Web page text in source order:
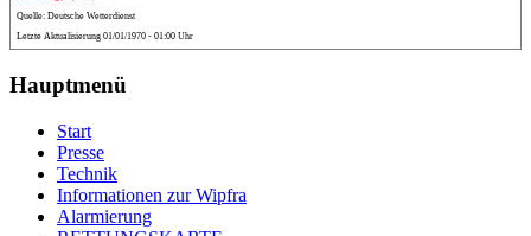
Quelle: Deutsche Wetterdienst
Letzte Aktualisierung 01/01/1970 - 01:00 Uhr
Hauptmenü
Start
Presse
Technik
Informationen zur Wipfra
Alarmierung